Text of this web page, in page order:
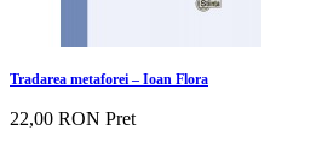
Tradarea metaforei – Ioan Flora
22,00 RON Pret